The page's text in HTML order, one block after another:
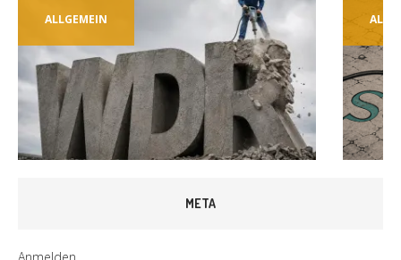
ALLGEMEIN
META